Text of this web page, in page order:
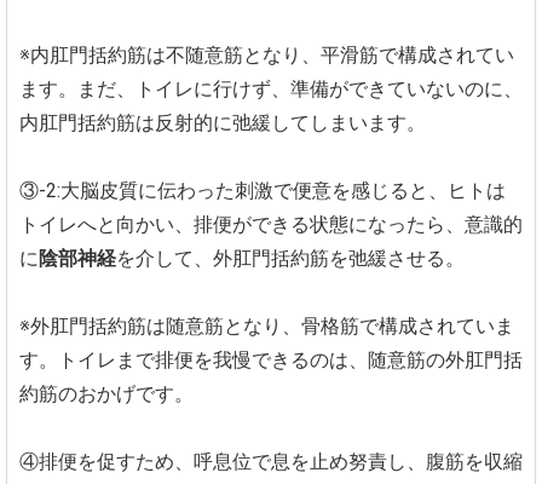
※内肛門括約筋は不随意筋となり、平滑筋で構成されてい
ます。まだ、トイレに行けず、準備ができていないのに、
内肛門括約筋は反射的に弛緩してしまいます。
③-2:大脳皮質に伝わった刺激で便意を感じると、ヒトは
トイレへと向かい、排便ができる状態になったら、意識的
に陰部神経を介して、外肛門括約筋を弛緩させる。
※外肛門括約筋は随意筋となり、骨格筋で構成されていま
す。トイレまで排便を我慢できるのは、随意筋の外肛門括
約筋のおかげです。
④排便を促すため、呼息位で息を止め努責し、腹筋を収縮